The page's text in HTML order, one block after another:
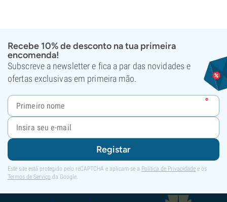
Recebe 10% de desconto na tua primeira
encomenda!
Subscreve a newsletter e fica a par das novidades e
ofertas exclusivas em primeira mão.
Registar
Este site está protegido pelo reCAPTCHA e aplicam-se a Política de Privacidade e os
Termos de Serviço da Google.